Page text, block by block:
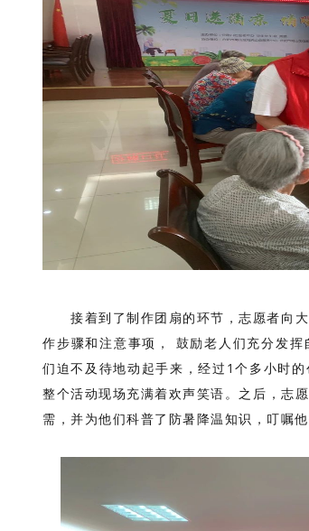
接着到了制作团扇的环节，志愿者向
作步骤和注意事项， 鼓励老人们充分发
们迫不及待地动起手来，经过1个多小时
整个活动现场充满着欢声笑语。之后，志
需，并为他们科普了防暑降温知识，叮嘱